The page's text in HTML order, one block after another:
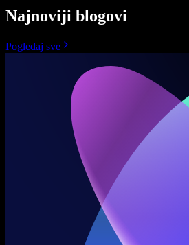
Najnoviji blogovi
Pogledaj sve